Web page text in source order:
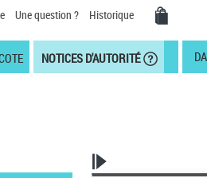
Une question ? Historique
NOTICES D'AUTORITÉ